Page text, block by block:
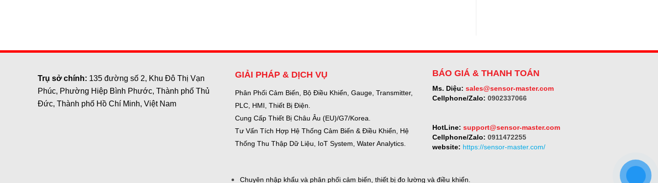
Trụ sở chính: 135 đường số 2, Khu Đô Thị Vạn
Phúc, Phường Hiệp Bình Phước, Thành phố Thủ
Đức, Thành phố Hồ Chí Minh, Việt Nam
GIẢI PHÁP & DỊCH VỤ
Phân Phối Cảm Biến, Bộ Điều Khiển, Gauge, Transmitter,
PLC, HMI, Thiết Bị Điện.
Cung Cấp Thiết Bị Châu Âu (EU)/G7/Korea.
Tư Vấn Tích Hợp Hệ Thống Cảm Biến & Điều Khiển, Hệ
Thống Thu Thập Dữ Liệu, IoT System, Water Analytics.
BÁO GIÁ & THANH TOÁN
Ms. Diệu: sales@sensor-master.com
Cellphone/Zalo: 0902337066
HotLine: support@sensor-master.com
Cellphone/Zalo: 0911472255
website: https://sensor-master.com/
Chuyên nhập khẩu và phân phối cảm biến, thiết bị đo lường và điều khiển.